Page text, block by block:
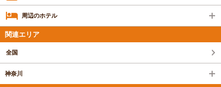
周辺のホテル
関連エリア
全国
神奈川